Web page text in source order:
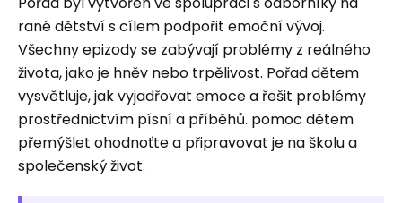
rané dětství s cílem podpořit emoční vývoj.
Všechny epizody se zabývají problémy z reálného
života, jako je hněv nebo trpělivost. Pořad dětem
vysvětluje, jak vyjadřovat emoce a řešit problémy
prostřednictvím písní a příběhů. pomoc dětem
přemýšlet ohodnoťte a připravovat je na školu a
společenský život.